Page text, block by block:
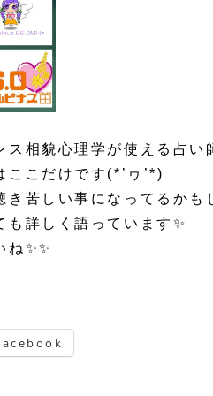
ス相貌心理学が使える占い
ここだけです(*’ヮ’*)
き苦しい事になってるかも
も詳しく語っています✨
✨✨